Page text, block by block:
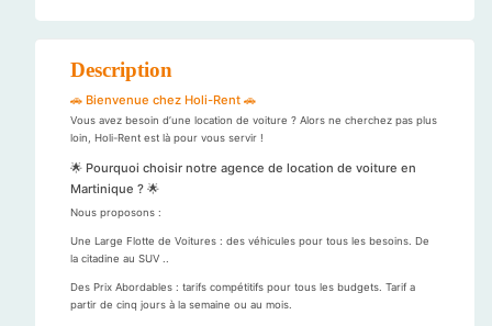
Description
🚗 Bienvenue chez Holi-Rent 🚗
Vous avez besoin d’une location de voiture ? Alors ne cherchez pas plus
loin, Holi-Rent est là pour vous servir !
🌟 Pourquoi choisir notre agence de location de voiture en
Martinique ? 🌟
Nous proposons :
Une Large Flotte de Voitures : des véhicules pour tous les besoins. De
la citadine au SUV ..
Des Prix Abordables : tarifs compétitifs pour tous les budgets. Tarif a
partir de cinq jours à la semaine ou au mois.